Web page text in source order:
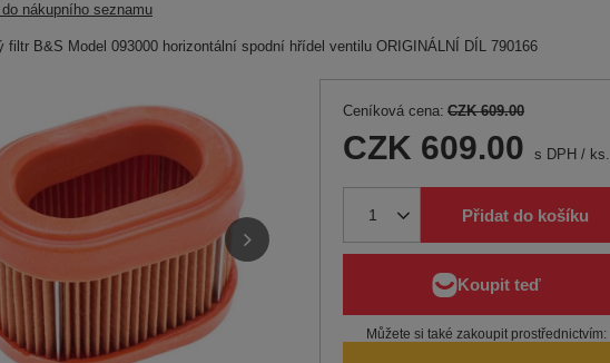
do nákupního seznamu
filtr B&S Model 093000 horizontální spodní hřídel ventilu ORIGINÁLNÍ DÍL 790166
Ceníková cena: CZK 609.00
CZK 609.00 s DPH / ks.
Přidat do košíku
Můžete si také zakoupit prostřednictvím: